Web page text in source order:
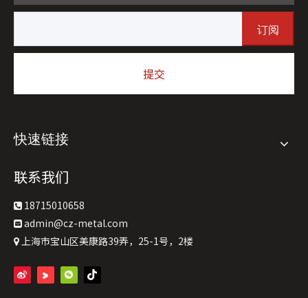
订阅
提交
快速链接
联系我们
 18715010658
 admin@cz-metal.com
 上海市宝山区美康路39弄，25-1号，2楼